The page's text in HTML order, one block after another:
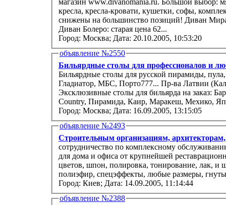
магазин www.divanomania.ru. Большой выбор: мягкая мебель, диваны, угловые диваны,
кресла, кресла-кровати, кушетки, софы,
снижены на большинство позиций! Диван
Диван Болеро: старая цена 62...
Город: Москва; Дата: 20.10.2005, 10:53:20
объявление №2550
Бильярдные столы для профессионалов и
Бильярдные столы для русской пирамиды, пула, снукера.
Гладиатор, МБС, Порто777... Пр-ва Латвии (Калдера): Alex, Elegant, Konrad, Victory...
Эксклюзивные столы для бильярда на заказ:
Country, Пирамида, Каир, Маракеш, Мехико,
Город: Москва; Дата: 16.09.2005, 13:15:05
объявление №2493
Строительным организациям,
сотрудничество по комплексному
для дома и офиса от крупнейшей
цветов, шпон, полировка, тонирование, лак, и
полиэфир, спецэффекты, любые размеры,
Город: Киев; Дата: 14.09.2005, 11:14:44
объявление №2388